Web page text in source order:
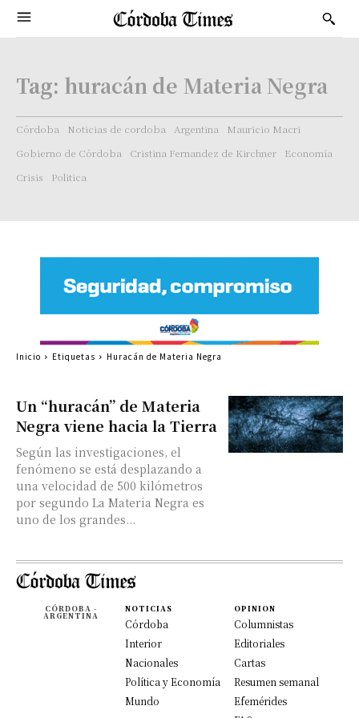
Tag: huracán de Materia Negra
Córdoba Noticias de cordoba Argentina
Mauricio Macri
Gobierno de Córdoba
Cristina Fernandez de Kirchner
Economía
Crisis
Politica
Un “huracán” de Materia
Negra viene hacia la Tierra
Según las investigaciones, el
fenómeno se está desplazando a
una velocidad de 500 kilómetros
por segundo La Materia Negra es
uno de los grandes...
Inicio Etiquetas Huracán de Materia Negra
CÓRDOBA -
ARGENTINA
NOTICIAS
Córdoba
Interior
Nacionales
Política y Economía
Mundo
OPINION
Columnistas
Editoriales
Cartas
Resumen semanal
Efemérides